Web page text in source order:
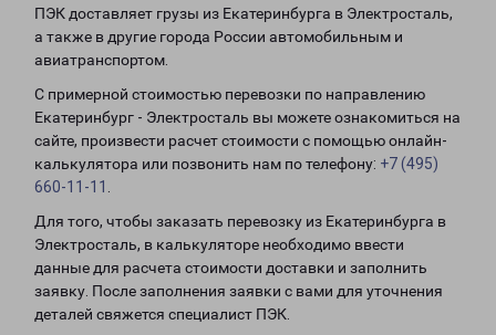
ПЭК доставляет грузы из Екатеринбурга в Электросталь,
а также в другие города России автомобильным и
авиатранспортом.
С примерной стоимостью перевозки по направлению
Екатеринбург - Электросталь вы можете ознакомиться на
сайте, произвести расчет стоимости с помощью онлайн-
калькулятора или позвонить нам по телефону: +7 (495)
660-11-11
Для того, чтобы заказать перевозку из Екатеринбурга в
Электросталь, в калькуляторе необходимо ввести
данные для расчета стоимости доставки и заполнить
заявку. После заполнения заявки с вами для уточнения
деталей свяжется специалист ПЭК.